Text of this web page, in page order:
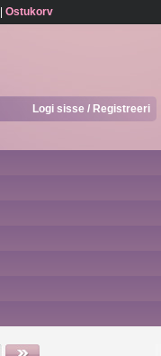
Ostukorv
Logi sisse / Registreeri